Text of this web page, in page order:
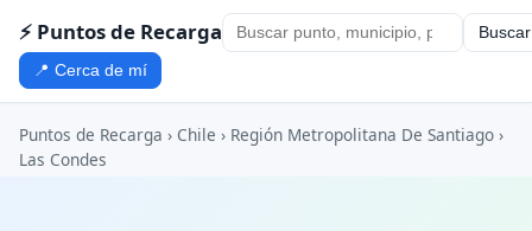
⚡ Puntos de Recarga Buscar
📍 Cerca de mí
Puntos de Recarga › Chile › Región Metropolitana De Santiago ›
Las Condes